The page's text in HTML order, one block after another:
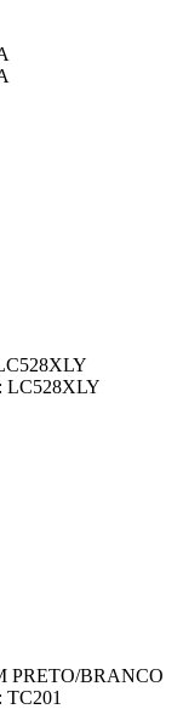
: LC528XLY
PRETO/BRANCO
: TC201